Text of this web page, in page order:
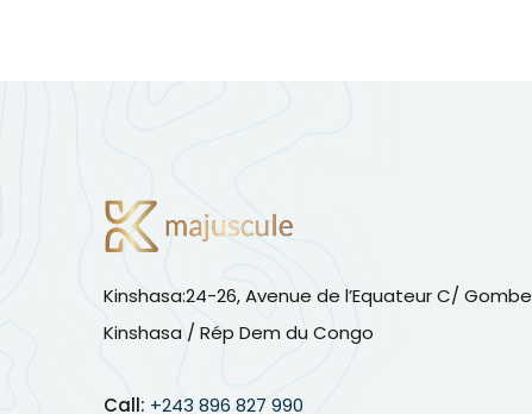
Kinshasa:24-26, Avenue de l’Equateur C/ Gombe
Kinshasa / Rép Dem du Congo
Call: +243 896 827 990